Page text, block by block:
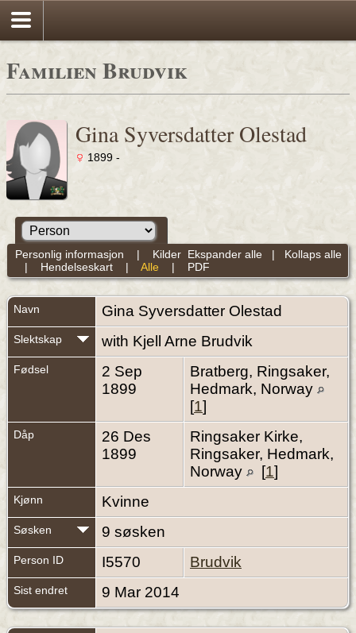
Familien Brudvik
Gina Syversdatter Olestad
1899 -
Ekspander alle | Kollaps alle
Personlig informasjon | Kilder
| Hendelseskart| Alle | PDF
Navn Gina Syversdatter Olestad
Slektskap with Kjell Arne Brudvik
Fødsel
2 Sep
1899
Bratberg, Ringsaker,
Hedmark, Norway
[1]
Dåp
26 Des
1899
Ringsaker Kirke,
Ringsaker, Hedmark,
Norway
[1]
Kjønn Kvinne
Søsken 9 søsken
Person ID I5570 Brudvik
Sist endret 9 Mar 2014